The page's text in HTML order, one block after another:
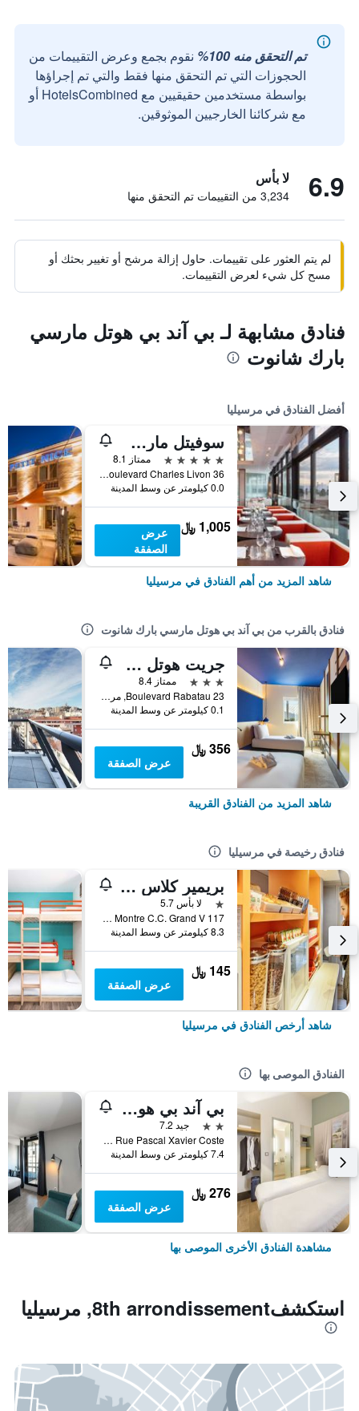
تم التحقق منه 100%
نقوم بجمع وعرض التقييمات من
الحجوزات التي تم التحقق منها فقط والتي تم إجراؤها
بواسطة مستخدمين حقيقيين مع HotelsCombined أو
مع شركائنا الخارجيين الموثوقين.
6.9 لا بأس
3,234 من التقييمات تم التحقق منها
لم يتم العثور على تقييمات. حاول إزالة مرشح أو تغيير بحثك أو
مسح كل شيء لعرض التقييمات.
فنادق مشابهة لـ بي آند بي هوتل مارسي
بارك شانوت
أفضل الفنادق في مرسيليا
سوفيتل مارسيي فيو- بور
5 نجوم
ممتاز 8.1
36 Boulevard Charles Livon, مرسيليا, إقليم بوش دو رون, فرنسا
0.0 كيلومتر عن وسط المدينة
1,005 ﷼
عرض
الصفقة
شاهد المزيد من أهم الفنادق في مرسيليا
فنادق بالقرب من بي آند بي هوتل مارسي بارك شانوت
جريت هوتل مارسييل بارك شانوت فيلودروم باي أكور
3 نجوم
ممتاز 8.4
23 Boulevard Rabatau, مرسيليا, إقليم بوش دو رون, فرنسا
0.1 كيلومتر عن وسط المدينة
356 ﷼
عرض الصفقة
شاهد المزيد من الفنادق القريبة
فنادق رخيصة في مرسيليا
بريمير كلاس مارسيليه إيست - لا فالينتين
نجمة واحدة
لا بأس 5.7
117 Traverse De La Montre C.C. Grand V, مرسيليا, إقليم بوش دو رون, فرنسا
8.3 كيلومتر عن وسط المدينة
145 ﷼
عرض الصفقة
شاهد أرخص الفنادق في مرسيليا
الفنادق الموصى بها
بي آند بي هوتل مارسي إستاك
2 نجمتين
جيد 7.2
Zac De Saumaty Séon - 1 Rue Pascal Xavier Coste, مرسيليا, إقليم بوش دو رون, فرنسا
7.4 كيلومتر عن وسط المدينة
276 ﷼
عرض الصفقة
مشاهدة الفنادق الأخرى الموصى بها
استكشف8th arrondissement, مرسيليا